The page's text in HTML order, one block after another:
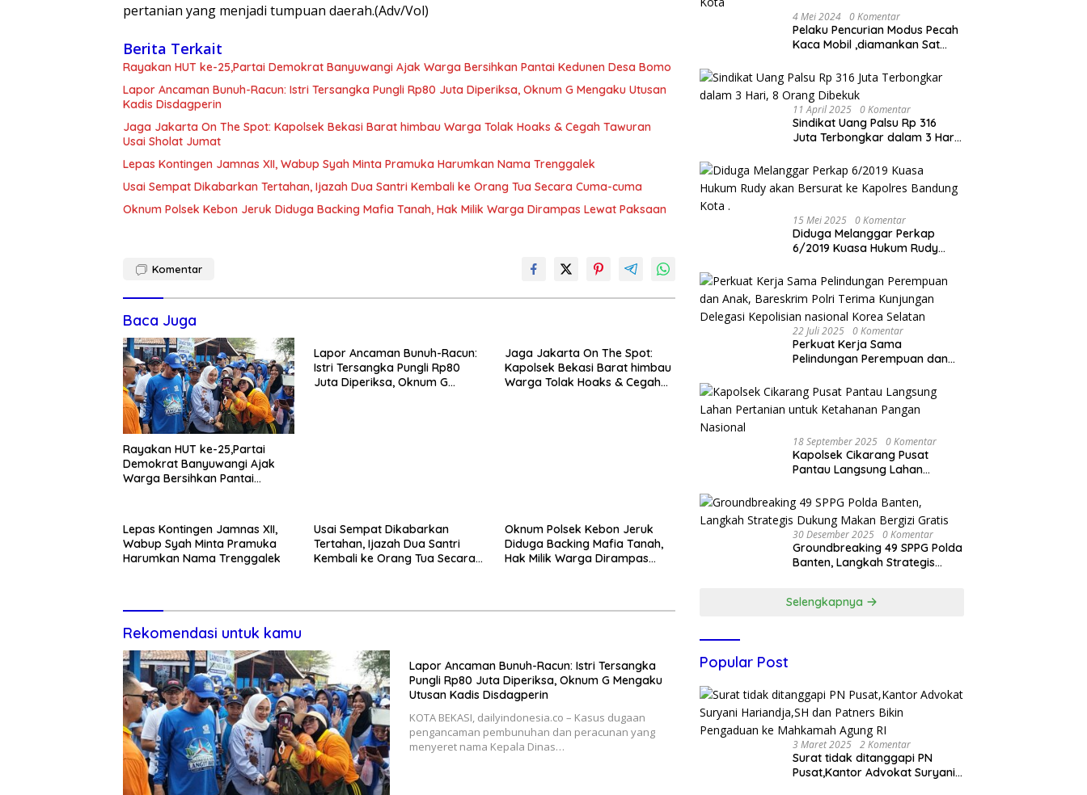
pertanian yang menjadi tumpuan daerah.(Adv/Vol)
Berita Terkait
Rayakan HUT ke-25,Partai Demokrat Banyuwangi Ajak Warga Bersihkan Pantai Kedunen Desa Bomo
Lapor Ancaman Bunuh-Racun: Istri Tersangka Pungli Rp80 Juta Diperiksa, Oknum G Mengaku Utusan
Kadis Disdagperin
Jaga Jakarta On The Spot: Kapolsek Bekasi Barat himbau Warga Tolak Hoaks & Cegah Tawuran
Usai Sholat Jumat
Lepas Kontingen Jamnas XII, Wabup Syah Minta Pramuka Harumkan Nama Trenggalek
Usai Sempat Dikabarkan Tertahan, Ijazah Dua Santri Kembali ke Orang Tua Secara Cuma-cuma
Oknum Polsek Kebon Jeruk Diduga Backing Mafia Tanah, Hak Milik Warga Dirampas Lewat Paksaan
Komentar
Baca Juga
Rayakan HUT ke-25,Partai
Demokrat Banyuwangi Ajak
Warga Bersihkan Pantai
Lapor Ancaman Bunuh-Racun:
Istri Tersangka Pungli Rp80
Juta Diperiksa, Oknum G
Jaga Jakarta On The Spot:
Kapolsek Bekasi Barat himbau
Warga Tolak Hoaks & Cegah
Lepas Kontingen Jamnas XII,
Wabup Syah Minta Pramuka
Harumkan Nama Trenggalek
Usai Sempat Dikabarkan
Tertahan, Ijazah Dua Santri
Kembali ke Orang Tua Secara
Oknum Polsek Kebon Jeruk
Diduga Backing Mafia Tanah,
Hak Milik Warga Dirampas
Rekomendasi untuk kamu
Lapor Ancaman Bunuh-Racun: Istri Tersangka
Pungli Rp80 Juta Diperiksa, Oknum G Mengaku
Utusan Kadis Disdagperin
KOTA BEKASI, dailyindonesia.co – Kasus dugaan
pengancaman pembunuhan dan peracunan yang
menyeret nama Kepala Dinas…
4 Mei 2024 0 Komentar
Pelaku Pencurian Modus Pecah
Kaca Mobil ,diamankan Sat
Kota
11 April 2025 0 Komentar
Sindikat Uang Palsu Rp 316
Juta Terbongkar dalam 3 Hari,
15 Mei 2025 0 Komentar
Diduga Melanggar Perkap
6/2019 Kuasa Hukum Rudy
Bandung Kota .
22 Juli 2025 0 Komentar
Perkuat Kerja Sama
Pelindungan Perempuan dan
Kunjungan Delegasi Kepolisian
nasional Korea Selatan
18 September 2025 0 Komentar
Kapolsek Cikarang Pusat
Pantau Langsung Lahan
Pangan Nasional
30 Desember 2025 0 Komentar
Groundbreaking 49 SPPG Polda
Banten, Langkah Strategis
Selengkapnya
Popular Post
3 Maret 2025 2 Komentar
Surat tidak ditanggapi PN
Pusat,Kantor Advokat Suryani